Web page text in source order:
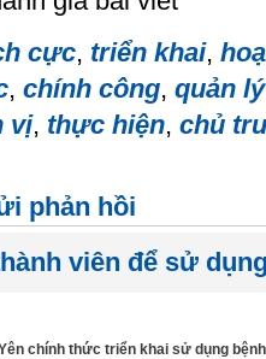
cực, triển khai,
, chính công, quản lý
vị, thực hiện, chủ
phản hồi
viên để sử
chính thức triển khai sử dụng